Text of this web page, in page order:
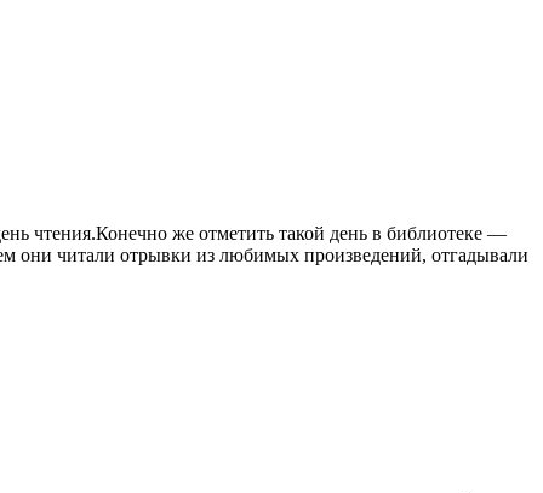
чтения.Конечно же отметить такой день в библиотеке —
они читали отрывки из любимых произведений, отгадывали